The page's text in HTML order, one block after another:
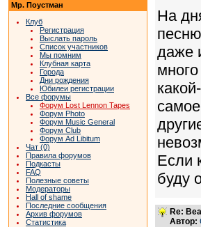
Мр. Поустман
Клуб
Регистрация
Выслать пароль
Список участников
Мы помним
Клубная карта
Города
Дни рождения
Юбилеи регистрации
Все форумы
Форум Lost Lennon Tapes
Форум Photo
Форум Music General
Форум Club
Форум Ad Libitum
Чат (0)
Правила форумов
Подкасты
FAQ
Полезные советы
Модераторы
Hall of shame
Последние сообщения
Архив форумов
Статистика
На
даже
Если
буду
Re:
Автор: